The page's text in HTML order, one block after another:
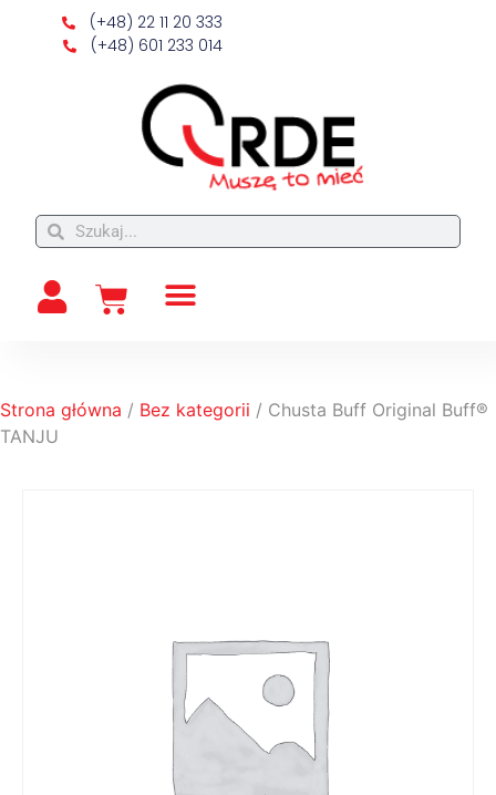
(+48) 22 11 20 333
(+48) 601 233 014
Strona główna / Bez kategorii / Chusta Buff Original Buff®
TANJU